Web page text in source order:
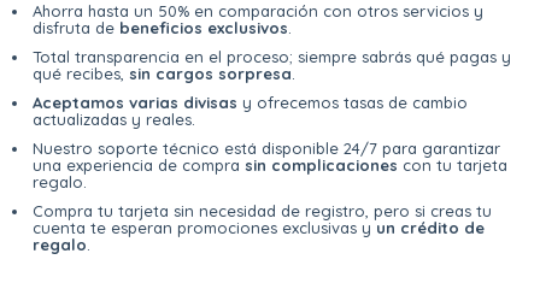
Ahorra hasta un 50% en comparación con otros servicios y
disfruta de beneficios exclusivos
Total transparencia en el proceso; siempre sabrás qué pagas y
qué recibes, sin cargos sorpresa
Aceptamos varias divisas y ofrecemos tasas de cambio
actualizadas y reales.
Nuestro soporte técnico está disponible 24/7 para garantizar
una experiencia de compra sin complicaciones con tu tarjeta
regalo.
Compra tu tarjeta sin necesidad de registro, pero si creas tu
cuenta te esperan promociones exclusivas y un crédito de
regalo